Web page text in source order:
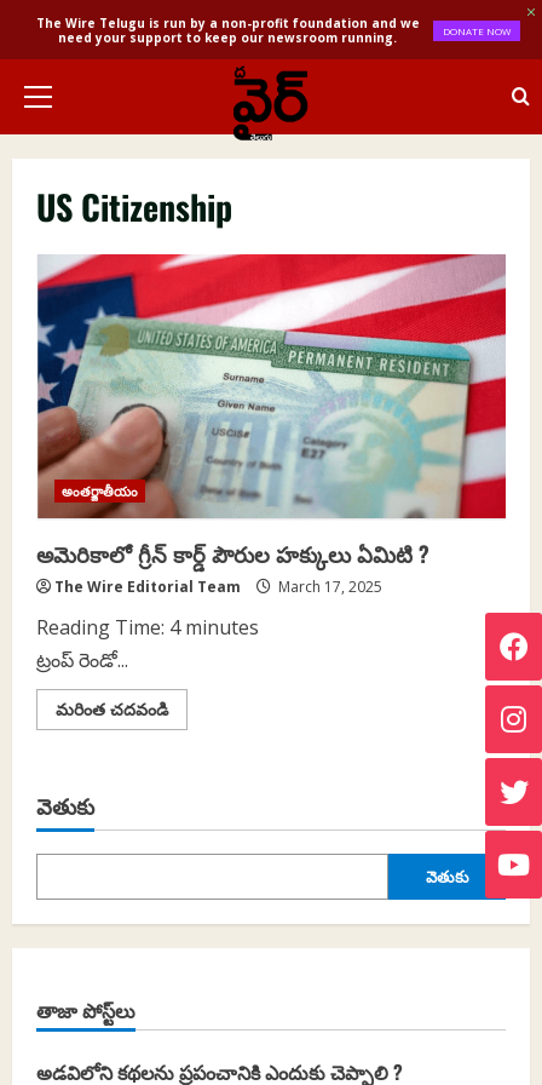
The Wire Telugu is run by a non-profit foundation and we
need your support to keep our newsroom running.
DONATE NOW
content
Primary
Menu
US Citizenship
అంతర్జాతీయం
అమెరికాలో గ్రీన్ కార్డ్ పౌరుల హక్కులు ఏమిటి ?
The Wire Editorial Team March 17, 2025
Reading Time: 4 minutes
ట్రంప్ రెండో...
మరింత చదవండిRead
more
హక్కులు
?
వెతుకు
వెతుకు
తాజా పోస్ట్‌లు
అడవిలోని కథలను ప్రపంచానికి ఎందుకు చెప్పాలి ?